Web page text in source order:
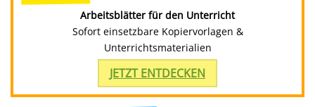
Arbeitsblätter für den Unterricht
Sofort einsetzbare Kopiervorlagen &
Unterrichtsmaterialien
JETZT ENTDECKEN